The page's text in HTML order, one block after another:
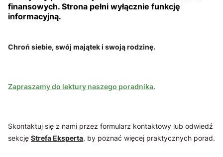
finansowych. Strona pełni wyłącznie funkcję
informacyjną.
Chroń siebie, swój majątek i swoją rodzinę.
Zapraszamy do lektury naszego poradnika.
Skontaktuj się z nami przez formularz kontaktowy lub odwiedź
sekcję Strefa Eksperta, by poznać więcej praktycznych porad.